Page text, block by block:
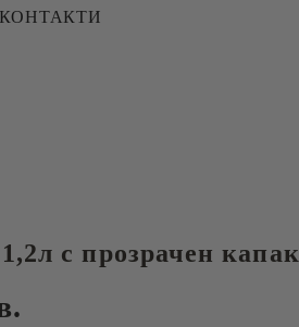
КОНТАКТИ
с прозрачен капак